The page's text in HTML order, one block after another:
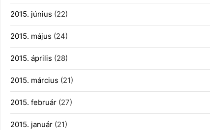
2015. június (22)
2015. május (24)
2015. április (28)
2015. március (21)
2015. február (27)
2015. január (21)